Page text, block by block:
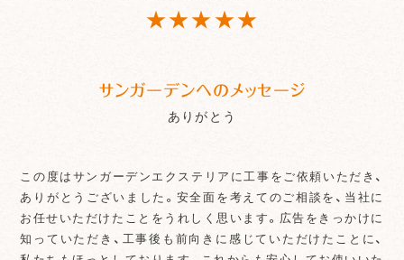
★★★★★
サンガーデンへのメッセージ
ありがとう
この度はサンガーデンエクステリアに工事をご依頼いただき、
ありがとうございました。安全面を考えてのご相談を、当社に
お任せいただけたことをうれしく思います。広告をきっかけに
知っていただき、工事後も前向きに感じていただけたことに、